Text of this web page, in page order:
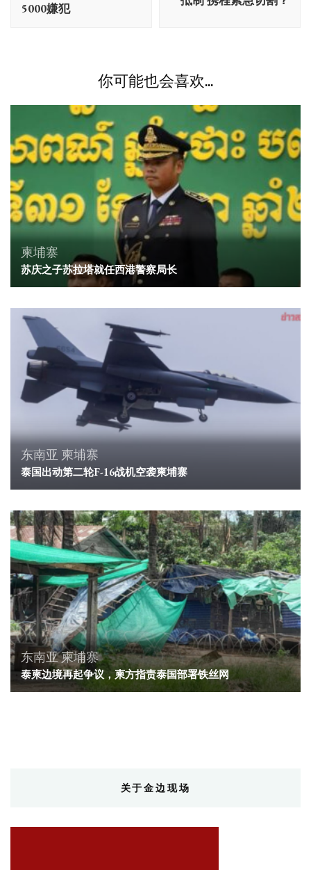
航
5000嫌犯
你可能也会喜欢...
柬埔寨
苏庆之子苏拉塔就任西港警察局长
东南亚 柬埔寨
泰国出动第二轮F-16战机空袭柬埔寨
东南亚柬埔寨
泰柬边境再起争议，柬方指责泰国部署铁丝网
关于金边现场